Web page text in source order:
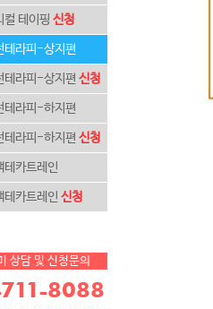
테이핑 신청
테라피-상지편
테라피-상지편 신청
테라피-하지편
테라피-하지편 신청
테카트레인
테카트레인 신청
상담 및 신청문의
8088